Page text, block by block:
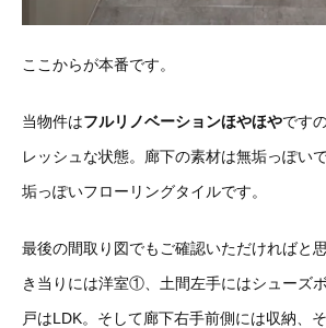
ここからが本番です。
当物件はフルリノベーションほやほやです
レッシュな状態。廊下の素材は無垢っぽい
垢っぽいフローリングタイルです。
最後の間取り図でもご確認いただければと
き当りには洋室①、土間左手にはシューズ
戸はLDK。そして廊下右手前側には収納、